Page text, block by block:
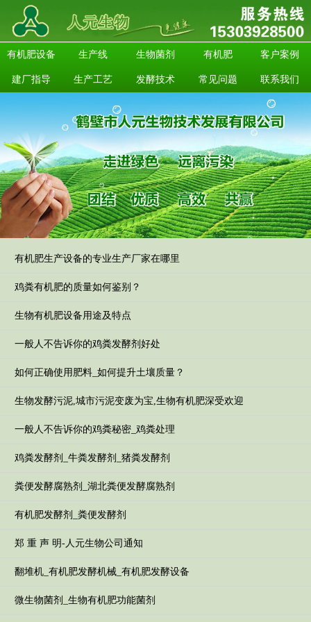
有机肥设备 生产线 生物菌剂 有机肥 客户案例
建厂指导 生产工艺 发酵技术 常见问题 联系我们
有机肥生产设备的专业生产厂家在哪里
鸡粪有机肥的质量如何鉴别？
生物有机肥设备用途及特点
一般人不告诉你的鸡粪发酵剂好处
如何正确使用肥料_如何提升土壤质量？
生物发酵污泥,城市污泥变废为宝,生物有机肥深受欢迎
一般人不告诉你的鸡粪秘密_鸡粪处理
鸡粪发酵剂_牛粪发酵剂_猪粪发酵剂
粪便发酵腐熟剂_湖北粪便发酵腐熟剂
有机肥发酵剂_粪便发酵剂
郑 重 声 明-人元生物公司通知
翻堆机_有机肥发酵机械_有机肥发酵设备
微生物菌剂_生物有机肥功能菌剂